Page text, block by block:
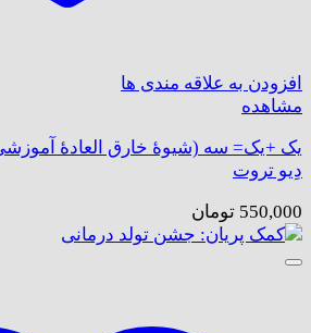
افزودن به علاقه مندی ها
مشاهده
یک +یک= سه (شیوۀ خارق العادۀ آموزشی
دِیو تروت
550,000 تومان